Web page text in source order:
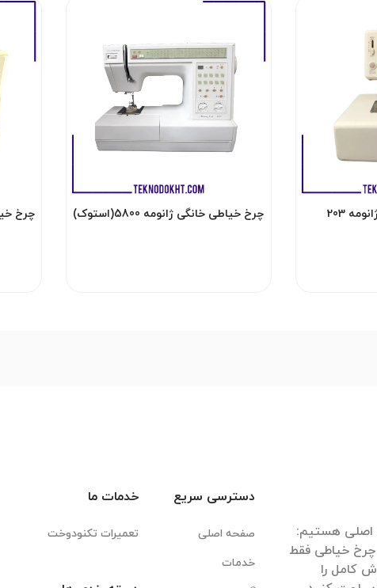
203 چرخ خیاطی خانگی ژانومه 5800(استوک) چرخ
چرخ خیاطی فقط
کامل را
دسترسی سریع
صفحه اصلی
خدمات
خدمات ما
تعمیرات تکنودوخت